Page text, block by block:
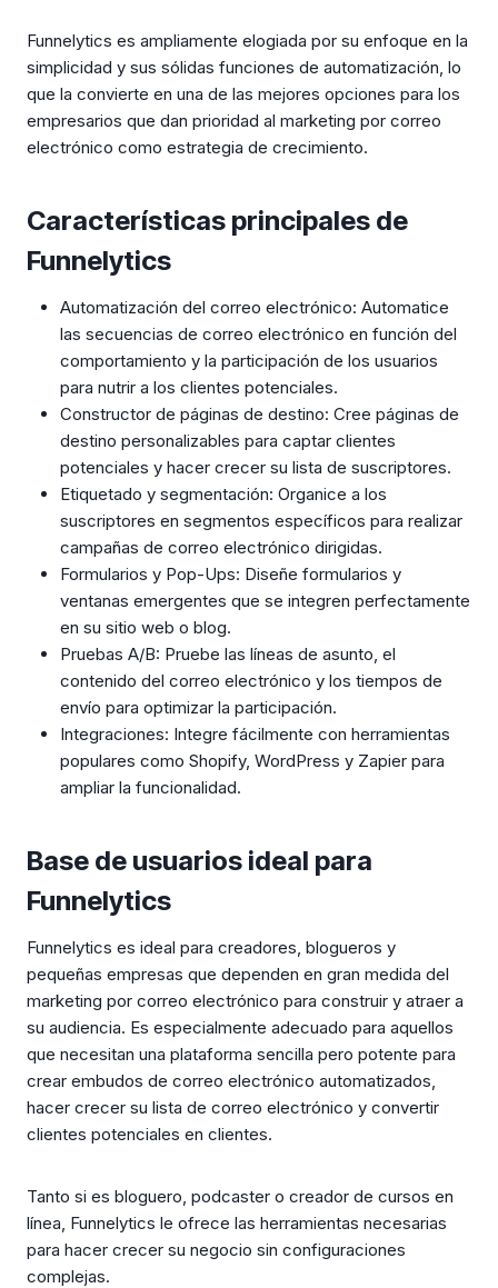
Funnelytics es ampliamente elogiada por su enfoque en la
simplicidad y sus sólidas funciones de automatización, lo
que la convierte en una de las mejores opciones para los
empresarios que dan prioridad al marketing por correo
electrónico como estrategia de crecimiento.
Características principales de
Funnelytics
Automatización del correo electrónico: Automatice
las secuencias de correo electrónico en función del
comportamiento y la participación de los usuarios
para nutrir a los clientes potenciales.
Constructor de páginas de destino: Cree páginas de
destino personalizables para captar clientes
potenciales y hacer crecer su lista de suscriptores.
Etiquetado y segmentación: Organice a los
suscriptores en segmentos específicos para realizar
campañas de correo electrónico dirigidas.
Formularios y Pop-Ups: Diseñe formularios y
ventanas emergentes que se integren perfectamente
en su sitio web o blog.
Pruebas A/B: Pruebe las líneas de asunto, el
contenido del correo electrónico y los tiempos de
envío para optimizar la participación.
Integraciones: Integre fácilmente con herramientas
populares como Shopify, WordPress y Zapier para
ampliar la funcionalidad.
Base de usuarios ideal para
Funnelytics
Funnelytics es ideal para creadores, blogueros y
pequeñas empresas que dependen en gran medida del
marketing por correo electrónico para construir y atraer a
su audiencia. Es especialmente adecuado para aquellos
que necesitan una plataforma sencilla pero potente para
crear embudos de correo electrónico automatizados,
hacer crecer su lista de correo electrónico y convertir
clientes potenciales en clientes.
Tanto si es bloguero, podcaster o creador de cursos en
línea, Funnelytics le ofrece las herramientas necesarias
para hacer crecer su negocio sin configuraciones
complejas.